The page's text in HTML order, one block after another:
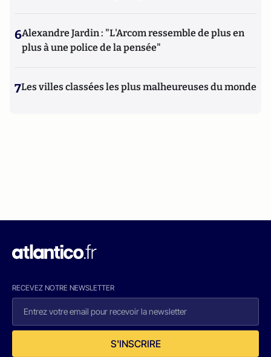
6Alexandre Jardin : "L'Arcom ressemble de plus en
plus à une police de la pensée"
7Les villes classées les plus malheureuses du monde
RECEVEZ NOTRE NEWSLETTER
S'INSCRIRE